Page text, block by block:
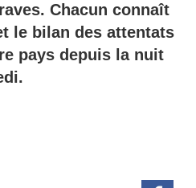
Chacun connaît
le bilan des attentats
pays depuis la nuit